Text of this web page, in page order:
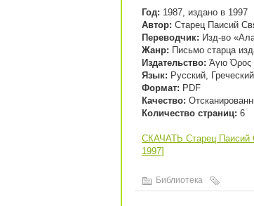
Год: 1987, издано в 1997
Автор: Старец Паисий
Переводчик: Изд-во
Жанр: Письмо старца
Издательство: Άγιο Όρος
Язык: Русский, Греческий
Формат: PDF
Качество:
Количество страниц: 6
СКАЧАТЬ Старец Паисий
1997]
Библиотека